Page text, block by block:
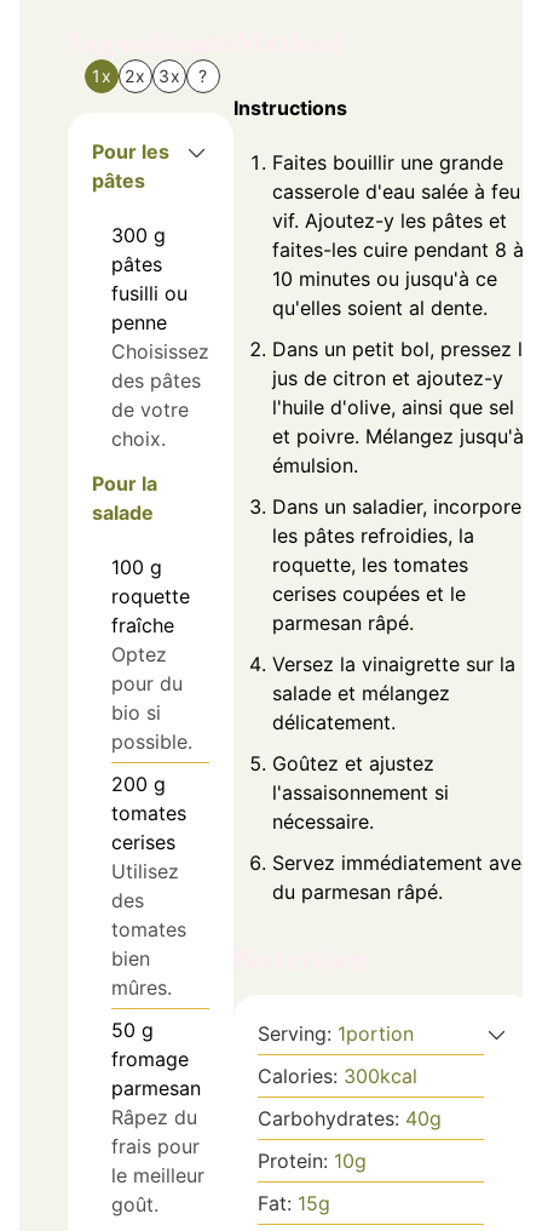
1x 2x 3x ?
Pour les
pâtes
300 g
pâtes
fusilli ou
penne
Choisissez
des pâtes
de votre
choix.
Pour la
salade
100 g
roquette
fraîche
Optez
pour du
bio si
possible.
200 g
tomates
cerises
Utilisez
des
tomates
bien
mûres.
50 g
fromage
parmesan
Râpez du
frais pour
le meilleur
goût.
Instructions
Faites bouillir une grande
casserole d'eau salée à feu
vif. Ajoutez-y les pâtes et
faites-les cuire pendant 8 à
10 minutes ou jusqu'à ce
qu'elles soient al dente.
Dans un petit bol, pressez le
jus de citron et ajoutez-y
l'huile d'olive, ainsi que sel
et poivre. Mélangez jusqu'à
émulsion.
Dans un saladier, incorporez
les pâtes refroidies, la
roquette, les tomates
cerises coupées et le
parmesan râpé.
Versez la vinaigrette sur la
salade et mélangez
délicatement.
Goûtez et ajustez
l'assaisonnement si
nécessaire.
Servez immédiatement avec
du parmesan râpé.
Serving: 1portion
Calories: 300kcal
Carbohydrates: 40g
Protein: 10g
Fat: 15g